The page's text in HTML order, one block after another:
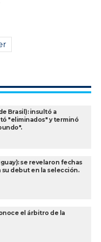
Brasil): insultó a
"eliminados" y terminó
se revelaron fechas
debut en la selección.
el árbitro de la